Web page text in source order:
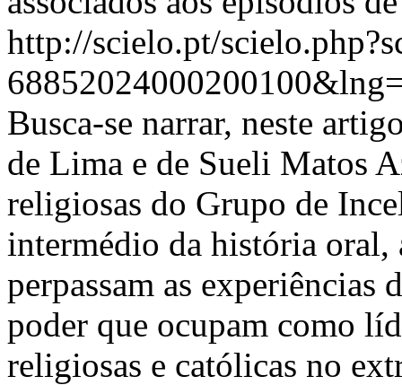
http://scielo.pt/
Busca-se narrar, neste
de Lima e de Sueli Matos
religiosas do Grupo de
intermédio da história oral,
perpassam as experiências
poder que ocupam como
religiosas e católicas no